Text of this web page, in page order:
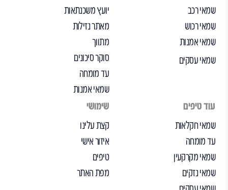
שמאי רכב
שמאי רכוש
שמאי אמנות
שמאי עסקים
יועץ משכנתאות
מאתר נזילות
מתווך
סוקר סיכונים
עד מומחה
שמאי אמנות
עוד טיפים
שמאי חקלאות
עד מומחה
שמאי מקרקעין
שמאי נזקים
שימושי
קצת עלינו
איזור אישי
טיפים
מפת האתר